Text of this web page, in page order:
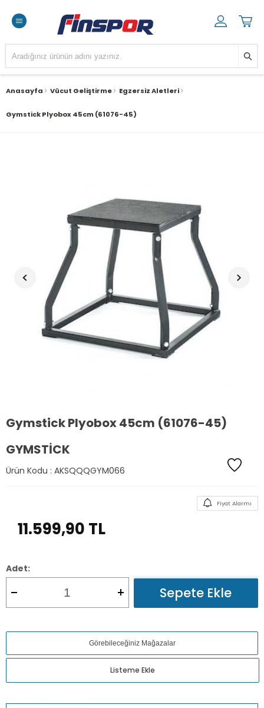
Anasayfa Vücut Geliştirme Egzersiz Aletleri
Gymstick Plyobox 45cm (61076-45)
Gymstick Plyobox 45cm (61076-45)
GYMSTICK
Ürün Kodu : AKSQQQGYM066
Fiyat Alarmı
11.599,90 TL
Adet:
Sepete Ekle
Görebileceğiniz Mağazalar
Listeme Ekle